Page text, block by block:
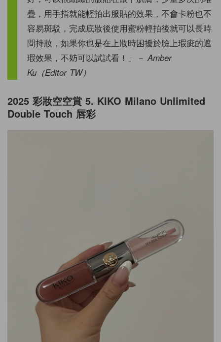
疊，用手指就能輕拍出服貼的效果，不會卡粉也不
容易斑駁，完成底妝後使用蜜粉輕拍後就可以長時
間持妝，如果你也是在上妝時困擾於臉上瑕疵的遮
瑕效果，不妨可以試試看！」
－ Amber
Ku（Editor TW）
2025 彩妝空空賞 5. KIKO Milano Unlimited
Double Touch 唇彩